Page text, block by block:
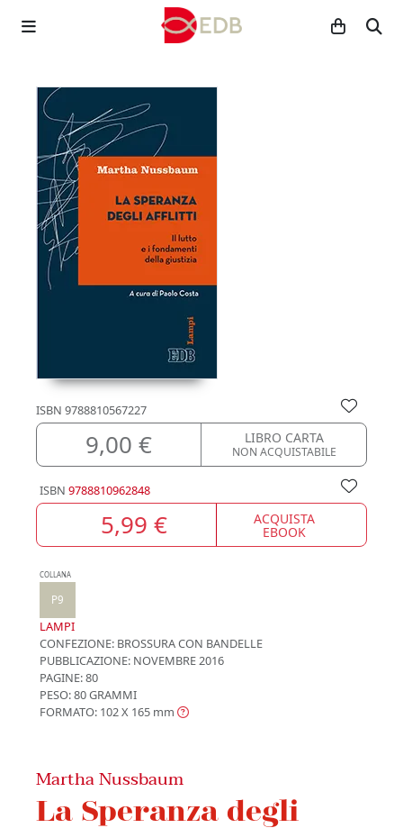
ISBN 9788810567227
9,00 € LIBRO CARTA
NON ACQUISTABILE
ISBN 9788810962848
5,99 € ACQUISTA
EBOOK
COLLANA
P9
LAMPI
CONFEZIONE: BROSSURA CON BANDELLE
PUBBLICAZIONE: NOVEMBRE 2016
PAGINE: 80
PESO: 80 GRAMMI
FORMATO: 102 X 165 mm
Martha Nussbaum
La Speranza degli